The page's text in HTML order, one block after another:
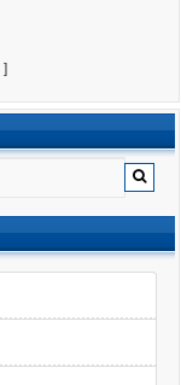
]